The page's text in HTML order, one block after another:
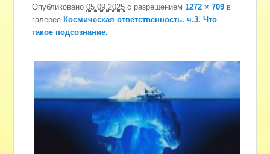
Опубликовано05.09.2025 с разрешением1272 × 709 в
галерееКосмическая ответственность. ч.3. Что
такое подсознание.